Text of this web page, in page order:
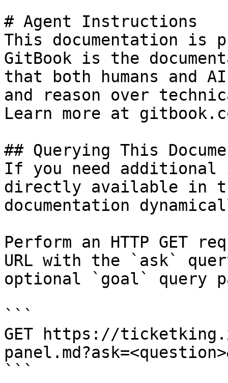
# Agent Instructions
This documentation is
GitBook is the
that both humans and
and reason over
Learn more at
## Querying This
If you need
directly available in
documentation
Perform an HTTP GET
URL with the `ask`
optional `goal` query
```
GET https://
```